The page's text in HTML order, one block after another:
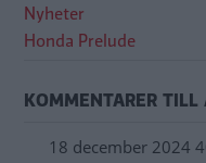
Nyheter
Honda Prelude
KOMMENTARER
18 december 2024